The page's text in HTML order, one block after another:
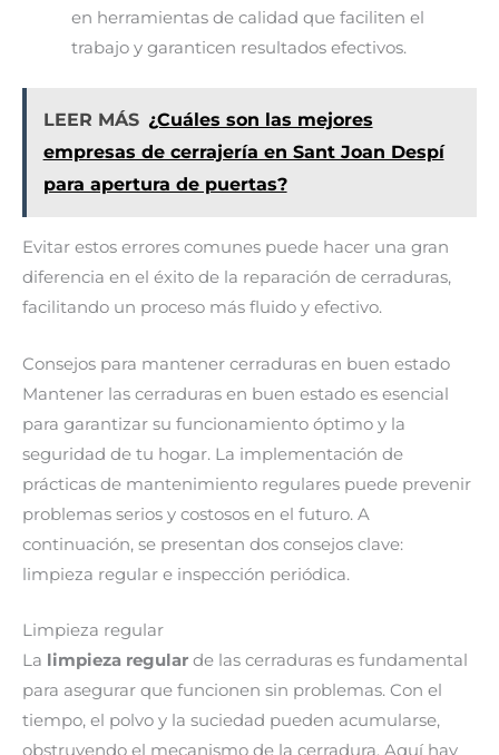
en herramientas de calidad que faciliten el
trabajo y garanticen resultados efectivos.
LEER MÁS ¿Cuáles son las mejores
empresas de cerrajería en Sant Joan Despí
para apertura de puertas?
Evitar estos errores comunes puede hacer una gran
diferencia en el éxito de la reparación de cerraduras,
facilitando un proceso más fluido y efectivo.
Consejos para mantener cerraduras en buen estado
Mantener las cerraduras en buen estado es esencial
para garantizar su funcionamiento óptimo y la
seguridad de tu hogar. La implementación de
prácticas de mantenimiento regulares puede prevenir
problemas serios y costosos en el futuro. A
continuación, se presentan dos consejos clave:
limpieza regular e inspección periódica.
Limpieza regular
La limpieza regular de las cerraduras es fundamental
para asegurar que funcionen sin problemas. Con el
tiempo, el polvo y la suciedad pueden acumularse,
obstruyendo el mecanismo de la cerradura. Aquí hay